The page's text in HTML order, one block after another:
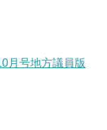
月号地方議員版